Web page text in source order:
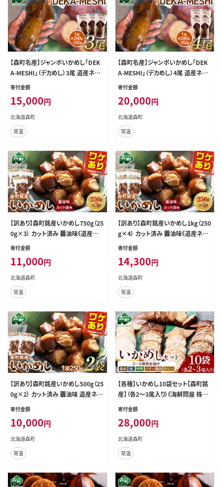
【森町名産】ジャンボいかめし「DEK
A-MESHI」（デカめし）3尾 道産ネッ
トミツハシ 森町 いかめし 烏賊めし
簡単調理 一人暮らし ふるさと納税
北海道 mr1-1412
寄付金額
15,000円
北海道森町
常温
【森町名産】ジャンボいかめし「DEK
A-MESHI」（デカめし）4尾 道産ネッ
トミツハシ 森町 いかめし 烏賊めし
簡単調理 一人暮らし ふるさと納税
北海道 mr1-1413
寄付金額
20,000円
北海道森町
常温
【訳あり】森町銘産いかめし750g（25
0g×3） カット済み 醤油味《道産ネッ
トミツハシ》 森町 いかめし 烏賊めし
簡単調理 一人暮らし ふるさと納税
北海道 mr1-0936
寄付金額
11,000円
北海道森町
常温
【訳あり】森町銘産いかめし1kg（250
g×4） カット済み 醤油味《道産ネッ
トミツハシ》 森町 いかめし 烏賊めし
簡単調理 一人暮らし ふるさと納税
北海道 mr1-0699
寄付金額
14,300円
北海道森町
常温
【訳あり】森町銘産いかめし500g（25
0g×2） カット済み 醤油味 道産ネッ
トミツハシ 森町 いかめし 烏賊めし
イカ飯 惣菜 いか イカ 烏賊 レトルト
簡単調理 一人暮らし ふるさと納税
北海道 mr1-0979
寄付金額
10,000円
北海道森町
常温
【各種】いかめし10袋セット【森町銘
産】（各2～3尾入り）《海鮮問屋 株式
会社 瑞宝》 森町 いかめし 烏賊めし
イカ飯 惣菜 いか イカ 烏賊 レトルト
簡単調理 一人暮らし ふるさと納税
北海道 mr1-0704
寄付金額
28,000円
北海道森町
常温